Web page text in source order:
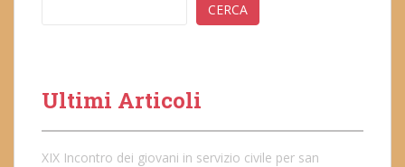
CERCA
Ultimi Articoli
XIX Incontro dei giovani in servizio civile per san